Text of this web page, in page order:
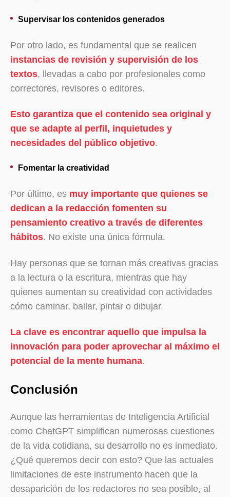
Supervisar los contenidos generados
Por otro lado, es fundamental que se realicen
instancias de revisión y supervisión de los
textos, llevadas a cabo por profesionales como
correctores, revisores o editores.
Esto garantiza que el contenido sea original y
que se adapte al perfil, inquietudes y
necesidades del público objetivo.
Fomentar la creatividad
Por último, es muy importante que quienes se
dedican a la redacción fomenten su
pensamiento creativo a través de diferentes
hábitos. No existe una única fórmula.
Hay personas que se tornan más creativas gracias
a la lectura o la escritura, mientras que hay
quienes aumentan su creatividad con actividades
cómo caminar, bailar, pintar o dibujar.
La clave es encontrar aquello que impulsa la
innovación para poder aprovechar al máximo el
potencial de la mente humana.
Conclusión
Aunque las herramientas de Inteligencia Artificial
como ChatGPT simplifican numerosas cuestiones
de la vida cotidiana, su desarrollo no es inmediato.
¿Qué queremos decir con esto? Que las actuales
limitaciones de este instrumento hacen que la
desaparición de los redactores no sea posible, al